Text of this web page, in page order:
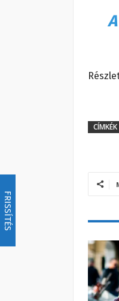
FRISSÍTÉS
CÍMKÉK